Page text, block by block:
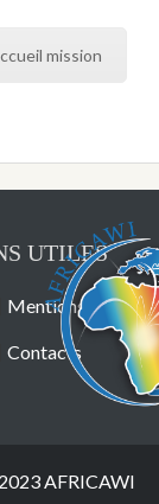
mission
UTILES
Mentions légales
Contacts
AFRICAWI